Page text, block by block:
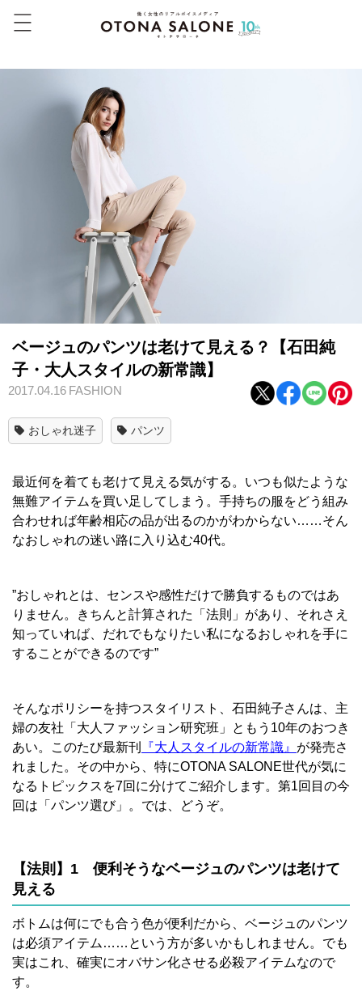
ベージュのパンツは老けて見える？【石田純
子・大人スタイルの新常識】
2017.04.16 FASHION
おしゃれ迷子 パンツ
最近何を着ても老けて見える気がする。いつも似たような
無難アイテムを買い足してしまう。手持ちの服をどう組み
合わせれば年齢相応の品が出るのかがわからない……そん
なおしゃれの迷い路に入り込む40代。
”おしゃれとは、センスや感性だけで勝負するものではあ
りません。きちんと計算された「法則」があり、それさえ
知っていれば、だれでもなりたい私になるおしゃれを手に
することができるのです”
そんなポリシーを持つスタイリスト、石田純子さんは、主
婦の友社「大人ファッション研究班」ともう10年のおつき
あい。このたび最新刊
『大人スタイルの新常識』 が発売さ
れました。その中から、特にOTONA SALONE世代が気に
なるトピックスを7回に分けてご紹介します。第1回目の今
回は「パンツ選び」。では、どうぞ。
【法則】1 便利そうなベージュのパンツは老けて
見える
ボトムは何にでも合う色が便利だから、ベージュのパンツ
は必須アイテム……という方が多いかもしれません。でも
実はこれ、確実にオバサン化させる必殺アイテムなので
す。